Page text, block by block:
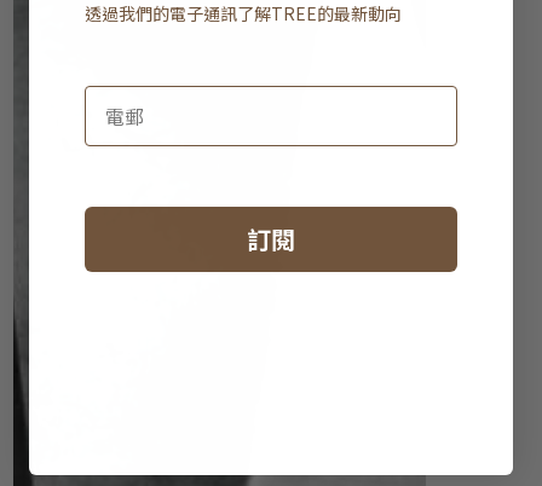
透過我們的電子通訊了解TREE的最新動向
訂閱